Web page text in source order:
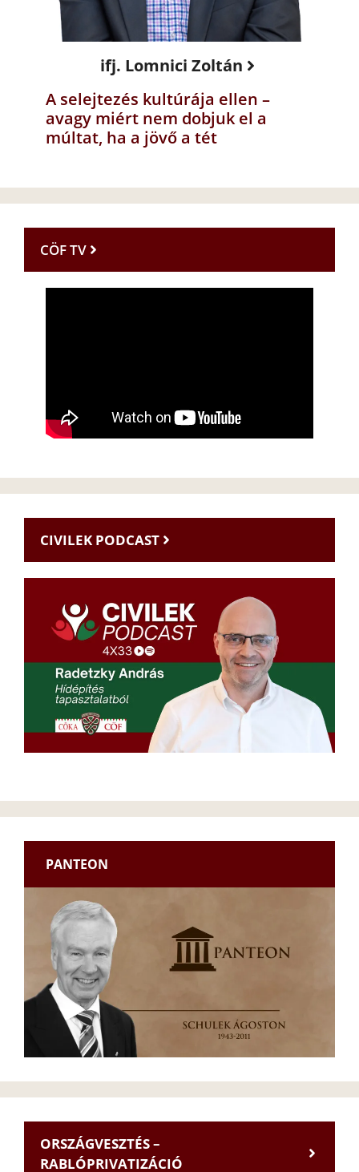
ifj. Lomnici Zoltán
A selejtezés kultúrája ellen –
avagy miért nem dobjuk el a
múltat, ha a jövő a tét
CÖF TV
CIVILEK PODCAST
PANTEON
ORSZÁGVESZTÉS –
RABLÓPRIVATIZÁCIÓ